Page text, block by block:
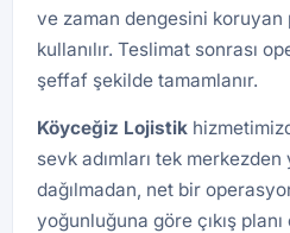
ve zaman dengesini koruyan
kullanılır. Teslimat sonrası
şeffaf şekilde tamamlanır.
Köyceğiz Lojistik
sevk adımları tek
dağılmadan, net bir
yoğunluğuna göre çıkış